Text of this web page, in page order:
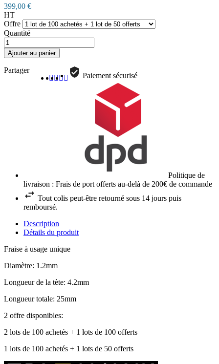
399,00 €
HT
Offre
Quantité
Ajouter au panier
Partager
Paiement sécurisé
Politique de
livraison : Frais de port offerts au-delà de 200€ de commande
Tout colis peut-être retourné sous 14 jours puis
remboursé.
Description
Détails du produit
Fraise à usage unique
Diamètre: 1.2mm
Longueur de la tète: 4.2mm
Longueur totale: 25mm
2 offre disponibles:
2 lots de 100 achetés + 1 lots de 100 offerts
1 lots de 100 achetés + 1 lots de 50 offerts